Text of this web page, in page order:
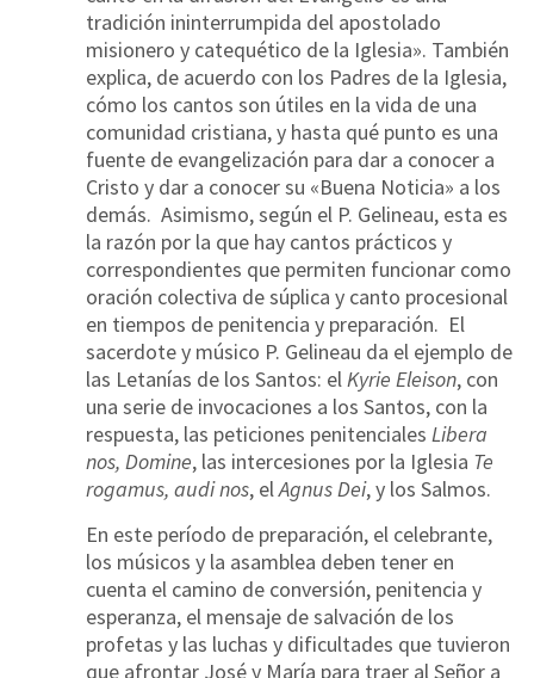
tradición ininterrumpida del apostolado
misionero y catequético de la Iglesia». También
explica, de acuerdo con los Padres de la Iglesia,
cómo los cantos son útiles en la vida de una
comunidad cristiana, y hasta qué punto es una
fuente de evangelización para dar a conocer a
Cristo y dar a conocer su «Buena Noticia» a los
demás. Asimismo, según el P. Gelineau, esta es
la razón por la que hay cantos prácticos y
correspondientes que permiten funcionar como
oración colectiva de súplica y canto procesional
en tiempos de penitencia y preparación. El
sacerdote y músico P. Gelineau da el ejemplo de
las Letanías de los Santos: elKyrie Eleison, con
una serie de invocaciones a los Santos, con la
respuesta, las peticiones penitenciales Libera
nos, Domine, las intercesiones por la Iglesia Te
rogamus, audi nos, elAgnus Dei, y los Salmos.
En este período de preparación, el celebrante,
los músicos y la asamblea deben tener en
cuenta el camino de conversión, penitencia y
esperanza, el mensaje de salvación de los
profetas y las luchas y dificultades que tuvieron
que afrontar José y María para traer al Señor a